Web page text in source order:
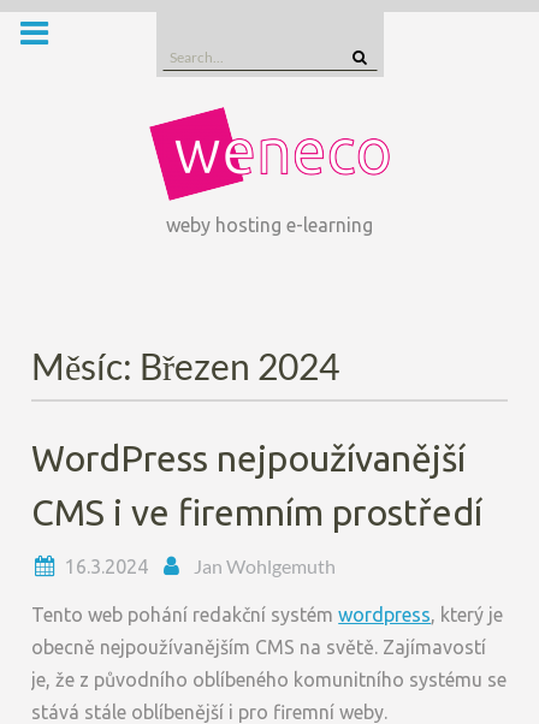
Skip
Search
for:
weby hosting e-learning
Měsíc: Březen 2024
WordPress nejpoužívanější
CMS i ve firemním prostředí
16.3.2024 Jan Wohlgemuth
Tento web pohání redakční systémwordpress, který je
obecně nejpoužívanějším CMS na světě. Zajímavostí
je, že z původního oblíbeného komunitního systému se
stává stále oblíbenější i pro firemní weby.